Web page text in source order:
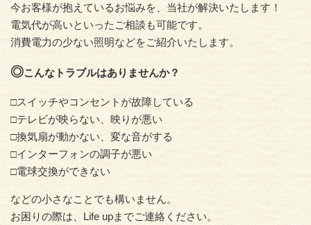
今お客様が抱えているお悩みを、当社が解決いたします！
電気代が高いといったご相談も可能です。
消費電力の少ない照明などをご紹介いたします。
◎こんなトラブルはありませんか？
□スイッチやコンセントが故障している
□テレビが映らない、映りが悪い
□換気扇が動かない、変な音がする
□インターフォンの調子が悪い
□電球交換ができない
などの小さなことでも構いません。
お困りの際は、Life upまでご連絡ください。